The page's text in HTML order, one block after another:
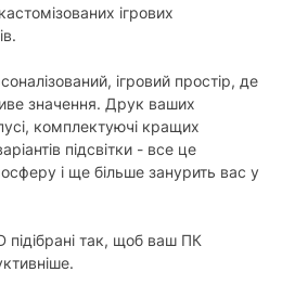
ігрових
ігровий простір, де
значення. Друк ваших
комплектуючі кращих
підсвітки - все це
і ще більше занурить вас у
підібрані так, щоб ваш ПК